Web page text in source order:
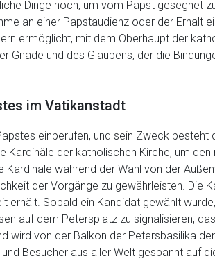
Dinge hoch, um vom Papst gesegnet
an einer Papstaudienz oder der Erhalt
ermöglicht, mit dem Oberhaupt der
Gnade und des Glaubens, der die
im Vatikanstadt
einberufen, und sein Zweck besteht
der katholischen Kirche, um
während der Wahl von der
der Vorgänge zu gewährleisten. Die
erhält. Sobald ein Kandidat gewählt
auf dem Petersplatz zu signalisieren,
wird von der Balkon der Petersbasilika
Besucher aus aller Welt gespannt auf